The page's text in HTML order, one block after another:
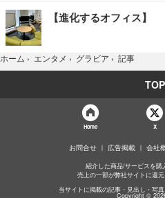
【進化するオフィス】
ホーム › エンタメ › グラビア › 記事
TOP
Home X
お問合せ 広告掲載 会社
紹介した商品/サービスを購
売上の一部が弊社サイトに還元
当サイトに掲載の記事・見出し・写
Copyright ©